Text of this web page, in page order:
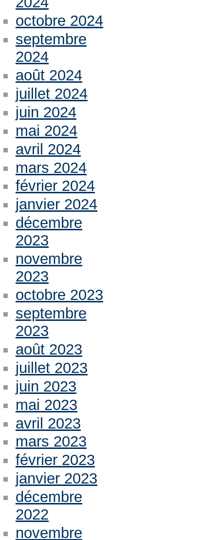
octobre 2024
septembre
2024
août 2024
juillet 2024
juin 2024
mai 2024
avril 2024
mars 2024
février 2024
janvier 2024
décembre
2023
novembre
2023
octobre 2023
septembre
2023
août 2023
juillet 2023
juin 2023
mai 2023
avril 2023
mars 2023
février 2023
janvier 2023
décembre
2022
novembre